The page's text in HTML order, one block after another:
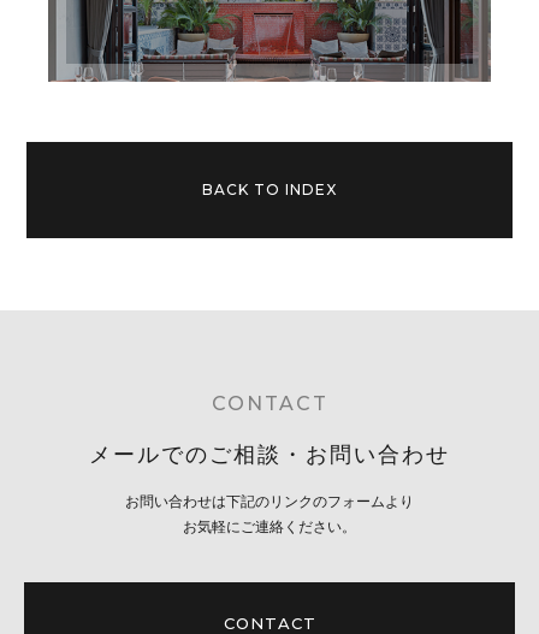
BACK TO INDEX
CONTACT
メールでのご相談・お問い合わせ
お問い合わせは下記のリンクのフォームより
お気軽にご連絡ください。
CONTACT